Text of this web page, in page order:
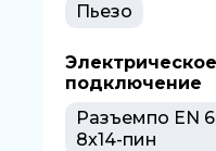
Пьезо
Электрическое
подключение
Разъемпо EN
8x14-пин